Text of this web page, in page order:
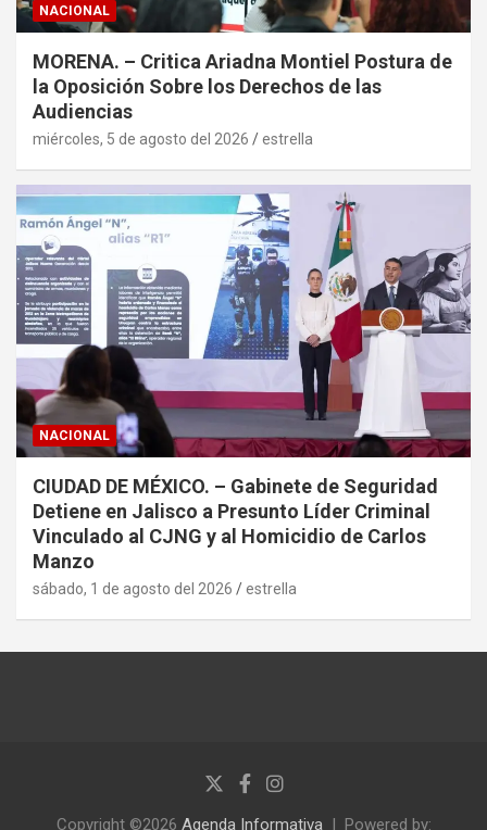
NACIONAL
MORENA. – Critica Ariadna Montiel Postura de
la Oposición Sobre los Derechos de las
Audiencias
miércoles, 5 de agosto del 2026 estrella
NACIONAL
CIUDAD DE MÉXICO. – Gabinete de Seguridad
Detiene en Jalisco a Presunto Líder Criminal
Vinculado al CJNG y al Homicidio de Carlos
Manzo
sábado, 1 de agosto del 2026 estrella
Copyright ©2026 Agenda Informativa Powered by: